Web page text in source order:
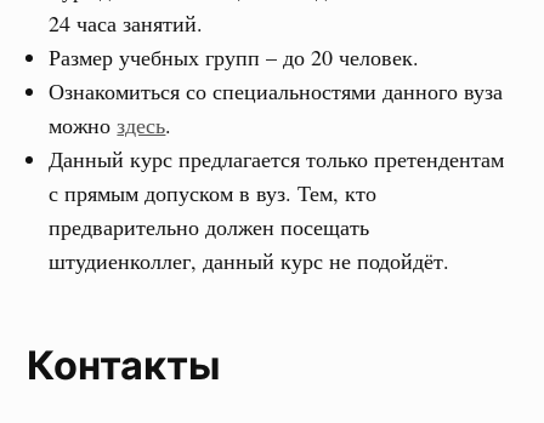
24 часа занятий.
Размер учебных групп – до 20 человек.
Ознакомиться со специальностями данного вуза
можноздесь.
Данный курс предлагается только претендентам
с прямым допуском в вуз. Тем, кто
предварительно должен посещать
штудиенколлег, данный курс не подойдёт.
Контакты